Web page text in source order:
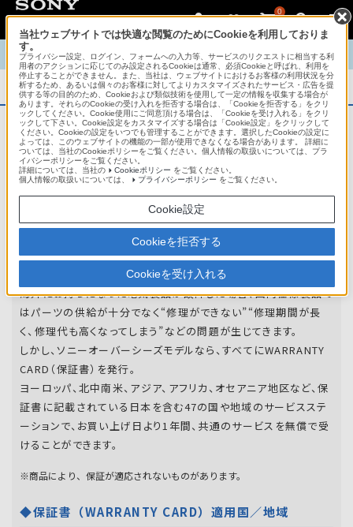
0
TOP 商品概要 商品情報 English 中文
商品概要
アフターサービス
オーバーシーズモデルは、いろいろな国
地域で共通の保証を実施しています。
世界47の国や地域で共通の保証サービスを実施し
ています。
海外にお持ちになった電気製品が故障した場合、国内仕様製品で
はパーツの供給が十分でなく“修理ができない”“修理期間が長
く、修理代も高くなってしまう”などの問題が生じてきます。
しかし、ソニーオーバーシーズモデルなら、すべてにWARRANTY
CARD（保証書）を発行。
ヨーロッパ、北中南米、アジア、アフリカ、オセアニア地区など、保
証書に記載されている日本を含む47の国や地域のサービスステ
ーションで、お買い上げ日より1年間、共通のサービスを無償で受
けることができます。
※商品により、保証が適応されないものがあります。
◆保証書（WARRANTY CARD）適用国／地域
当社ウェブサイトでは快適な閲覧のためにCookieを利用しておりま
す。
プライバシー設定、ログイン、フォームへの入力等、サービスのリクエストに相当する利
用者のアクションに応じてのみ設定されるCookieは通常、必須Cookieと呼ばれ、利用を
停止することができません。また、当社は、ウェブサイトにおけるお客様の利用状況を分
析するため、あるいは個々のお客様に対してよりカスタマイズされたサービス・広告を提
供する等の目的のため、Cookieおよび類似技術を使用して一定の情報を収集する場合が
あります。それらのCookieの受け入れを拒否する場合は、「Cookieを拒否する」をクリ
ックしてください。Cookie使用にご同意頂ける場合は、「Cookieを受け入れる」をクリ
ックして下さい。Cookie設定をカスタマイズする場合は「Cookie設定」をクリックして
ください。Cookieの設定をいつでも管理することができます。選択したCookieの設定に
よっては、このウェブサイトの機能の一部が使用できなくなる場合があります。 詳細に
ついては、当社のCookieポリシーをご覧ください。個人情報の取扱いについては、プラ
イバシーポリシーをご覧ください。
詳細については、当社の
Cookieポリシー をご覧ください。
個人情報の取扱いについては、
プライバシーポリシー をご覧ください。
Cookie設定
Cookieを拒否する
Cookieを受け入れる